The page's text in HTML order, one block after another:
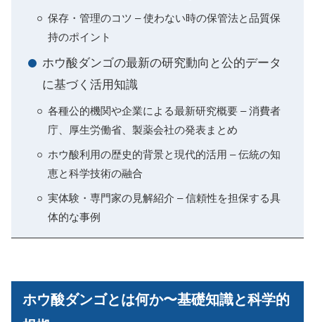
保存・管理のコツ – 使わない時の保管法と品質保
持のポイント
ホウ酸ダンゴの最新の研究動向と公的データ
に基づく活用知識
各種公的機関や企業による最新研究概要 – 消費者
庁、厚生労働省、製薬会社の発表まとめ
ホウ酸利用の歴史的背景と現代的活用 – 伝統の知
恵と科学技術の融合
実体験・専門家の見解紹介 – 信頼性を担保する具
体的な事例
ホウ酸ダンゴとは何か〜基礎知識と科学的